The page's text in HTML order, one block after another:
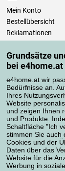
Grundsätze
bei e4home.at
e4home.at wir
Bedürfnisse an.
Ihres
Website
und zeigen Ihnen
und Produkte.
Schaltfläche "Ich
stimmen Sie auch
Cookies und der
Daten über das
Website für die
Werbung in
Mein Konto
Bestellübersicht
Reklamationen
Einfach mehr
Richtlinien zur